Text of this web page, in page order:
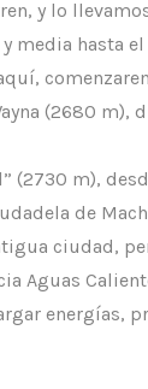
y lo
media hasta
(2680 m),
(2730 m),
de
ciudad,
Aguas
energías,